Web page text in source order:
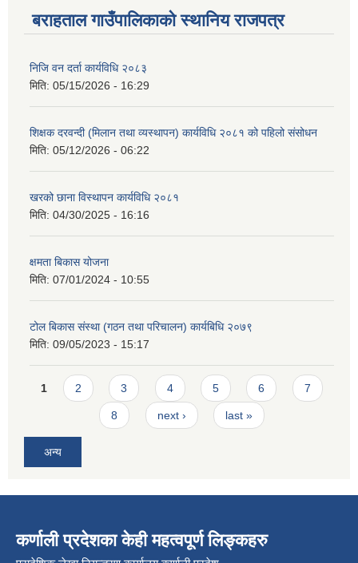
बराहताल गाउँपालिकाको स्थानिय राजपत्र
निजि वन दर्ता कार्यविधि २०८३
मिति: 05/15/2026 - 16:29
शिक्षक दरवन्दी (मिलान तथा व्यस्थापन) कार्यविधि २०८१ को पहिलो संसोधन
मिति: 05/12/2026 - 06:22
खरको छाना विस्थापन कार्यविधि २०८१
मिति: 04/30/2025 - 16:16
क्षमता बिकास योजना
मिति: 07/01/2024 - 10:55
टोल बिकास संस्था (गठन तथा परिचालन) कार्यबिधि २०७९
मिति: 09/05/2023 - 15:17
Pages
1 2 3 4 5 6 7
8 next › last »
अन्य
कर्णाली प्रदेशका केही महत्वपूर्ण लिङ्कहरु